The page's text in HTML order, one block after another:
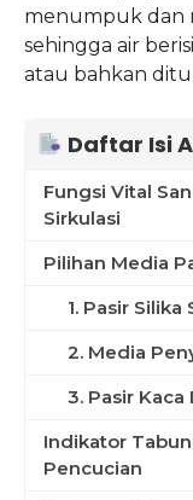
menumpuk dan
sehingga air
atau bahkan
Daftar Isi
Fungsi Vital
Sirkulasi
Pilihan Media
1. Pasir
2. Media
3. Pasir
Indikator
Pencucian